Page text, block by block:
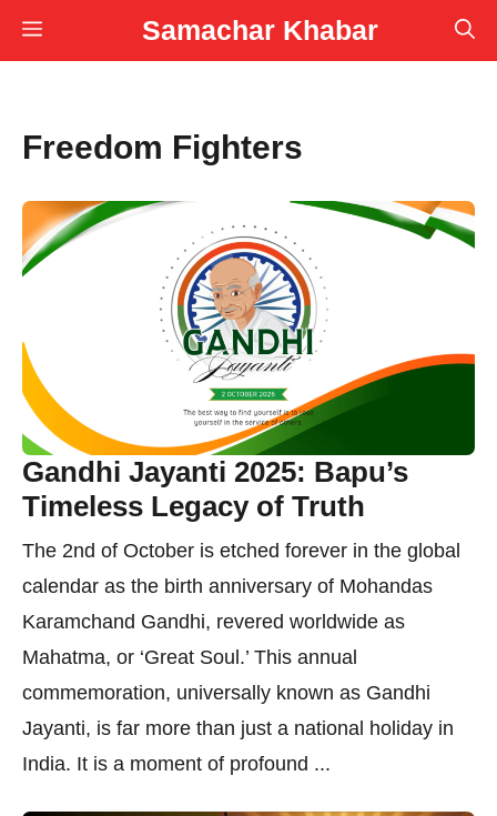
Skip
to
Samachar Khabar
Menu
Freedom Fighters
Gandhi Jayanti 2025: Bapu’s
Timeless Legacy of Truth
The 2nd of October is etched forever in the global
calendar as the birth anniversary of Mohandas
Karamchand Gandhi, revered worldwide as
Mahatma, or ‘Great Soul.’ This annual
commemoration, universally known as Gandhi
Jayanti, is far more than just a national holiday in
India. It is a moment of profound ...